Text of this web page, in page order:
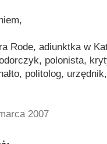
Rode, adiunktka w
polonista,
politolog,
2007